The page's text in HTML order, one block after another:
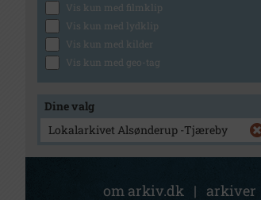
Vis kun med filmklip
Vis kun med lydklip
Vis kun med kilder
Vis kun med geo-tag
Dine valg
Lokalarkivet Alsønderup -Tjæreby
om arkiv.dk | arkiver